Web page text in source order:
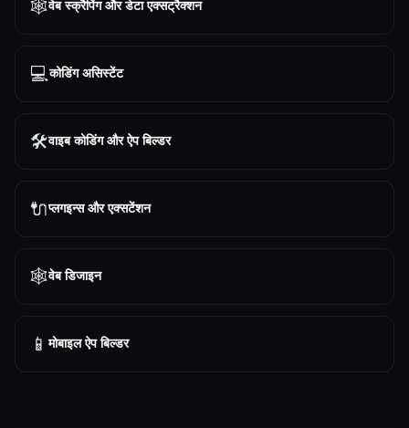
🕸️वेब स्क्रैपिंग और डेटा एक्सट्रैक्शन
💻कोडिंग असिस्टेंट
🛠️वाइब कोडिंग और ऐप बिल्डर
🔌प्लगइन्स और एक्सटेंशन
🕸वेब डिजाइन
📱 मोबाइल ऐप बिल्डर